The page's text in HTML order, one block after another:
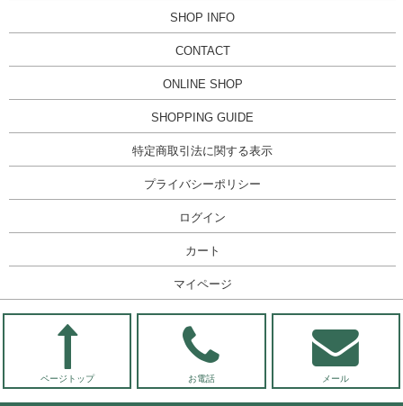
SHOP INFO
CONTACT
ONLINE SHOP
SHOPPING GUIDE
特定商取引法に関する表示
プライバシーポリシー
ログイン
カート
マイページ
ページトップ お電話 メール